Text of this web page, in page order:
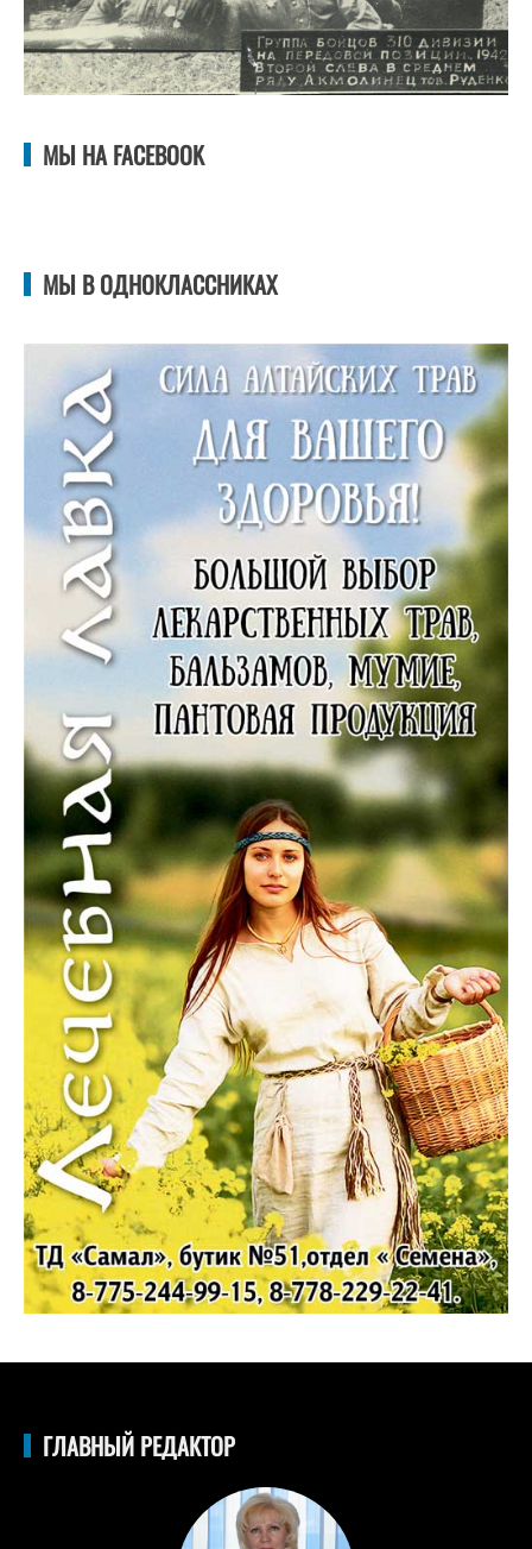
МЫ НА FACEBOOK
МЫ В ОДНОКЛАССНИКАХ
ГЛАВНЫЙ РЕДАКТОР